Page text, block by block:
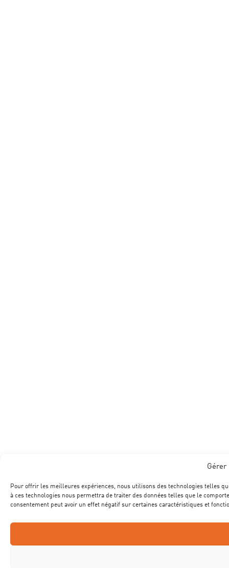
Gérer
Pour offrir les meilleures expériences, nous utilisons des technologies telles
à ces technologies nous permettra de traiter des données telles que le
consentement peut avoir un effet négatif sur certaines caractéristiques et